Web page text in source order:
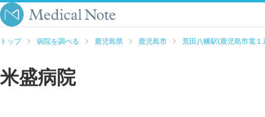
トップ 病院を調べる 鹿児島県 鹿児島市 荒田八幡駅(鹿児島市電１
米盛病院